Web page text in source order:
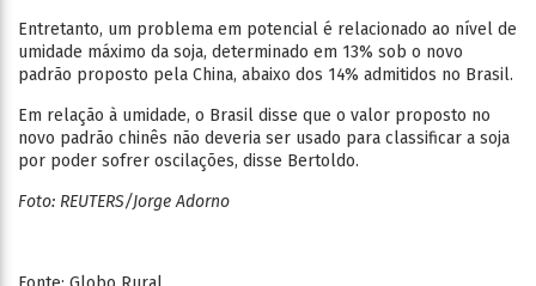
Entretanto, um problema em potencial é relacionado ao nível de
umidade máximo da soja, determinado em 13% sob o novo
padrão proposto pela China, abaixo dos 14% admitidos no Brasil.
Em relação à umidade, o Brasil disse que o valor proposto no
novo padrão chinês não deveria ser usado para classificar a soja
por poder sofrer oscilações, disse Bertoldo.
Foto: REUTERS/Jorge Adorno